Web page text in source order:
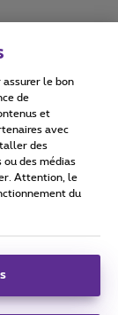
assurer le bon
de
et
avec
des
ou des médias
Attention, le
du